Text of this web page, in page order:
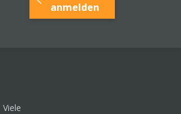
anmelden
Viele